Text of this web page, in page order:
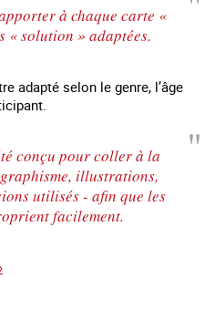
à chaque carte «
« solution » adaptées.
adapté selon le genre, l’âge
conçu pour coller à la
illustrations,
utilisés - afin que les
facilement.